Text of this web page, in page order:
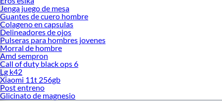
Jenga juego de mesa
Guantes de cuero hombre
Colageno en capsulas
Delineadores de ojos
Pulseras para hombres jovenes
Morral de hombre
Amd sempron
Call of duty black ops 6
Lg k42
Xiaomi 11t 256gb
Post entreno
Glicinato de magnesio